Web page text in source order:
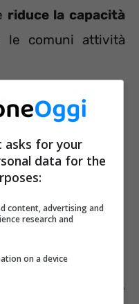
riduce la capacità
le comuni attività
ma solo terapie
for your
data for the
content, advertising and
research and
on a device